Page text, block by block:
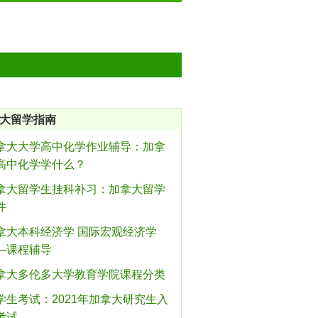
留学指南
大大学高中化学作业辅导：加拿
中化学学什么？
大留学生挂科补习：加拿大留学
大本科经济学 国际宏观经济学
程辅导
大多伦多大学教育学院课程分类
生考试：2021年加拿大研究生入